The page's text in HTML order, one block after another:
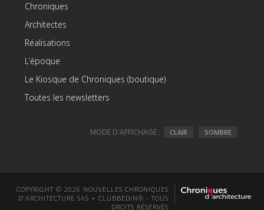
Chroniques
Architectes
Réalisations
L’époque
Le Kiosque de Chroniques (boutique)
Toutes les newsletters
MODE D'AFFICHAGE : CLAIR SOMBRE
COPYRIGHT © 2026 NOUVELLES CHRONIQUES
D'ARCHITECTURE SAS + CLUBBEDIN® - TOUS
DROITS RÉSERVÉS